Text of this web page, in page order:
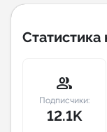
Индекс
New
Статистика
group
Подписчики:
12.1K